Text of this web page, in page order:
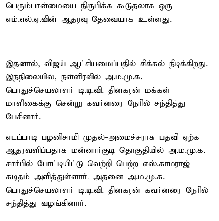
பெரும்பான்மையை நிரூபிக்க கூடுதலாக ஒரு
எம்.எல்.ஏ.வின் ஆதரவு தேவையாக உள்ளது.
இதனால், விஜய் ஆட்சியமைப்பதில் சிக்கல் நீடிக்கிறது.
இந்நிலையில், நள்ளிரவில் அ.ம.மு.க.
பொதுச்செயலாளர் டி.டி.வி. தினகரன் மக்கள்
மாளிகைக்கு சென்று கவர்னரை நேரில் சந்தித்து
பேசினார்.
எடப்பாடி பழனிசாமி முதல்-அமைச்சராக பதவி ஏற்க
ஆதரவளிப்பதாக மன்னார்குடி தொகுதியில் அ.ம.மு.க.
சார்பில் போட்டியிட்டு வெற்றி பெற்ற எஸ்.காமராஜ்
கடிதம் அளித்துள்ளார். அதனை அ.ம.மு.க.
பொதுச்செயலாளர் டி.டி.வி. தினகரன் கவர்னரை நேரில்
சந்தித்து வழங்கினார்.